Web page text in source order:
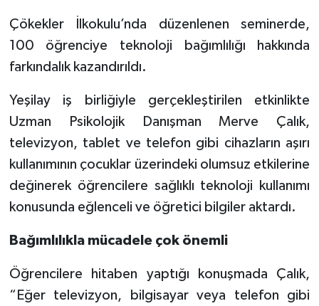
Çökekler İlkokulu’nda düzenlenen seminerde,
100 öğrenciye teknoloji bağımlılığı hakkında
farkındalık kazandırıldı.
Yeşilay iş birliğiyle gerçekleştirilen etkinlikte
Uzman Psikolojik Danışman Merve Çalık,
televizyon, tablet ve telefon gibi cihazların aşırı
kullanımının çocuklar üzerindeki olumsuz etkilerine
değinerek öğrencilere sağlıklı teknoloji kullanımı
konusunda eğlenceli ve öğretici bilgiler aktardı.
Bağımlılıkla mücadele çok önemli
Öğrencilere hitaben yaptığı konuşmada Çalık,
“Eğer televizyon, bilgisayar veya telefon gibi